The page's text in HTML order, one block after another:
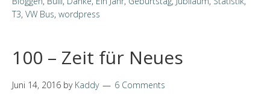
T3, VW Bus, wordpress
100 – Zeit für Neues
Juni 14, 2016 by Kaddy 6 Comments